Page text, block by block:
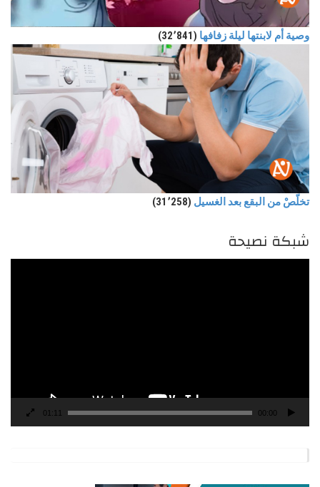
وصية أم لابنتها ليلة زفافها (32٬841)
تخلّصْ من البقع بعد الغسيل (31٬258)
شبكة نصيحة
00:00
01:11